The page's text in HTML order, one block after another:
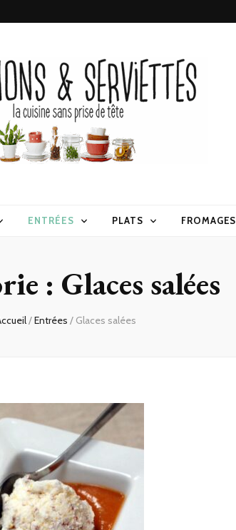
ENTRÉES PLATS FROMAGES
: Glaces salées
/Entrées / Glaces salées